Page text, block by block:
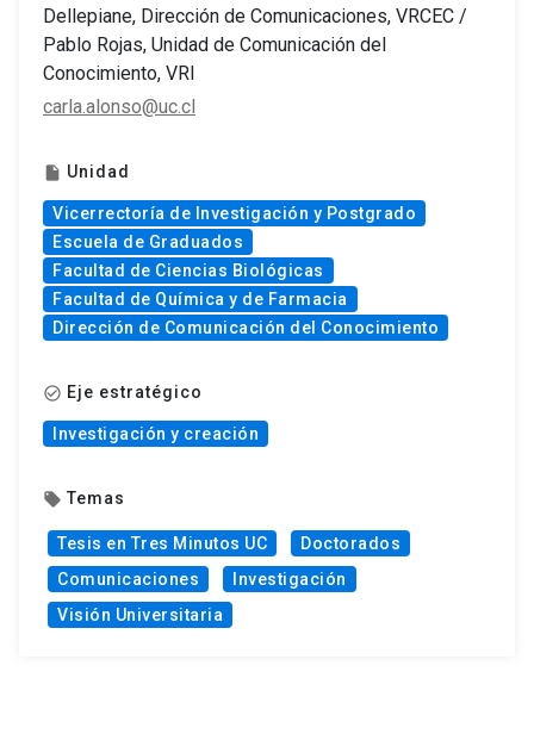
Dellepiane, Dirección de Comunicaciones, VRCEC /
Pablo Rojas, Unidad de Comunicación del
Conocimiento, VRI
carla.alonso@uc.cl
insert_drive_file Unidad
Vicerrectoría de Investigación y Postgrado
Escuela de Graduados
Facultad de Ciencias Biológicas
Facultad de Química y de Farmacia
​Dirección de Comunicación del Conocimiento
check_circle_outline Eje estratégico
Investigación y creación
local_offer Temas
Tesis en Tres Minutos UC
Doctorados
Comunicaciones
Investigación
Visión Universitaria